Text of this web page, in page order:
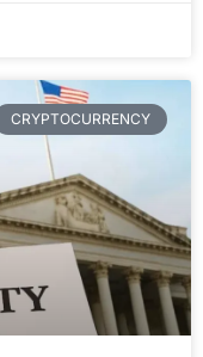
CRYPTOCURRENCY